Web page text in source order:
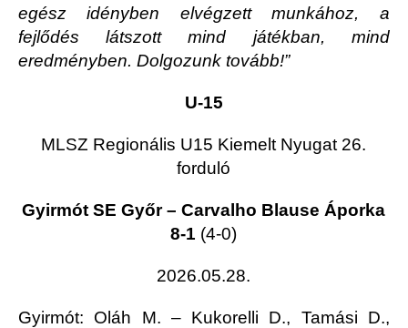
egész idényben elvégzett munkához, a
fejlődés látszott mind játékban, mind
eredményben. Dolgozunk tovább!”
U-15
MLSZ Regionális U15 Kiemelt Nyugat 26.
forduló
Gyirmót SE Győr – Carvalho Blause Áporka
8-1 (4-0)
2026.05.28.
Gyirmót: Oláh M. – Kukorelli D., Tamási D.,